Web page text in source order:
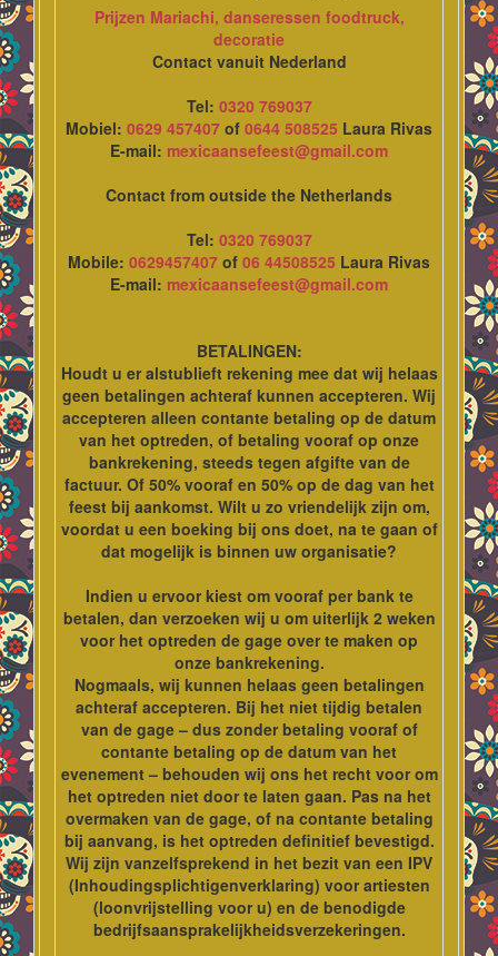
Prijzen Mariachi, danseressen foodtruck,
decoratie
Contact vanuit Nederland
Tel: 0320 769037
Mobiel: 0629 457407 of 0644 508525 Laura Rivas
E-mail: mexicaansefeest@gmail.com
Contact from outside the Netherlands
Tel: 0320 769037
Mobile: 0629457407 of 06 44508525 Laura Rivas
E-mail: mexicaansefeest@gmail.com
BETALINGEN:
Houdt u er alstublieft rekening mee dat wij helaas
geen betalingen achteraf kunnen accepteren. Wij
accepteren alleen contante betaling op de datum
van het optreden, of betaling vooraf op onze
bankrekening, steeds tegen afgifte van de
factuur. Of 50% vooraf en 50% op de dag van het
feest bij aankomst. Wilt u zo vriendelijk zijn om,
voordat u een boeking bij ons doet, na te gaan of
dat mogelijk is binnen uw organisatie?
Indien u ervoor kiest om vooraf per bank te
betalen, dan verzoeken wij u om uiterlijk 2 weken
voor het optreden de gage over te maken op
onze bankrekening.
Nogmaals, wij kunnen helaas geen betalingen
achteraf accepteren. Bij het niet tijdig betalen
van de gage – dus zonder betaling vooraf of
contante betaling op de datum van het
evenement – behouden wij ons het recht voor om
het optreden niet door te laten gaan. Pas na het
overmaken van de gage, of na contante betaling
bij aanvang, is het optreden definitief bevestigd.
Wij zijn vanzelfsprekend in het bezit van een IPV
(Inhoudingsplichtigenverklaring) voor artiesten
(loonvrijstelling voor u) en de benodigde
bedrijfsaansprakelijkheidsverzekeringen.